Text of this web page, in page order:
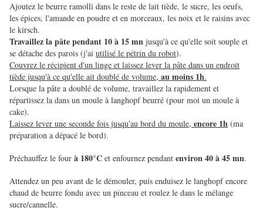
Ajoutez le beurre ramolli dans le reste de lait tiède, le sucre, les oeufs,
les épices, l'amande en poudre et en morceaux, les noix et le raisins avec
le kirsch.
Travaillez la pâte pendant 10 à 15 mn jusqu'à ce qu'elle soit souple et
se détache des parois (j'ai utilisé le pétrin du robot).
Couvrez le récipient d'un linge et laissez lever la pâte dans un endroit
tiède jusqu'à ce qu'elle ait doublé de volume, au moins 1h.
Lorsque la pâte a doublé de volume, travaillez la rapidement et
répartissez la dans un moule à langhopf beurré (pour moi un moule à
cake).
Laissez lever une seconde fois jusqu'au bord du moule, encore 1h (ma
préparation a dépacé le bord).
Préchauffez le four à 180°C et enfournez pendant environ 40 à 45 mn.
Attendez un peu avant de le démouler, puis enduisez le langhopf encore
chaud de beurre fondu avec un pinceau et roulez le dans le mélange
sucre/cannelle.